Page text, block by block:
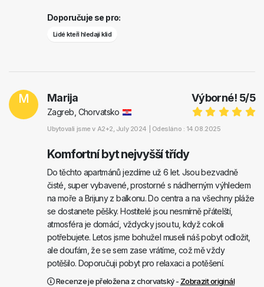
Doporučuje se pro:
Lidé kteří hledají klid
M Výborné! 5/5
Marija
Zagreb, Chorvatsko
Ubytovali jsme v A2+2, July 2024 | Odesláno : 14.08.2025
Komfortní byt nejvyšší třídy
Do těchto apartmánů jezdíme už 6 let. Jsou bezvadně
čisté, super vybavené, prostorné s nádherným výhledem
na moře a Brijuny z balkonu. Do centra a na všechny pláže
se dostanete pěšky. Hostitelé jsou nesmírně přátelští,
atmosféra je domácí, vždycky jsou tu, když cokoli
potřebujete. Letos jsme bohužel museli náš pobyt odložit,
ale doufám, že se sem zase vrátíme, což mě vždy
potěšilo. Doporučuji pobyt pro relaxaci a potěšení.
Recenze je přeložena z chorvatský - Zobrazit originál